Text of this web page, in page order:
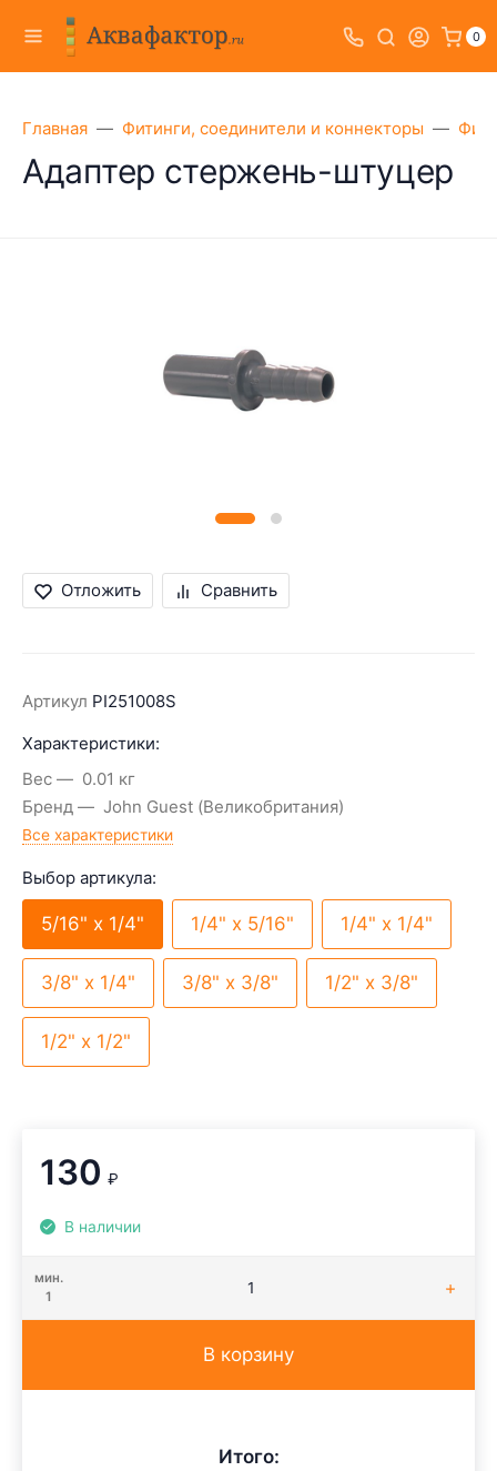
0
Главная Фитинги, соединители и коннекторы
Адаптер стержень-штуцер
Отложить Сравнить
Артикул PI251008S
Характеристики:
Вес
0.01 кг
Бренд
John Guest (Великобритания)
Все характеристики
Выбор артикула:
5/16" х 1/4" 1/4" х 5/16" 1/4" х 1/4"
3/8" х 1/4" 3/8" х 3/8" 1/2" х 3/8"
1/2" х 1/2"
130 ₽
В наличии
мин.
1
В корзину
Итого: